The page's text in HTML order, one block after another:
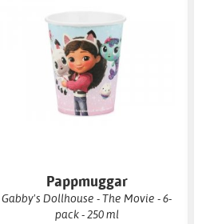
Pappmuggar
Gabby's Dollhouse - The Movie - 6-
pack - 250 ml